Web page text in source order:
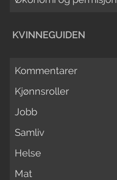
KVINNEGUIDEN
Kommentarer
Kjønnsroller
Jobb
Samliv
Helse
Mat